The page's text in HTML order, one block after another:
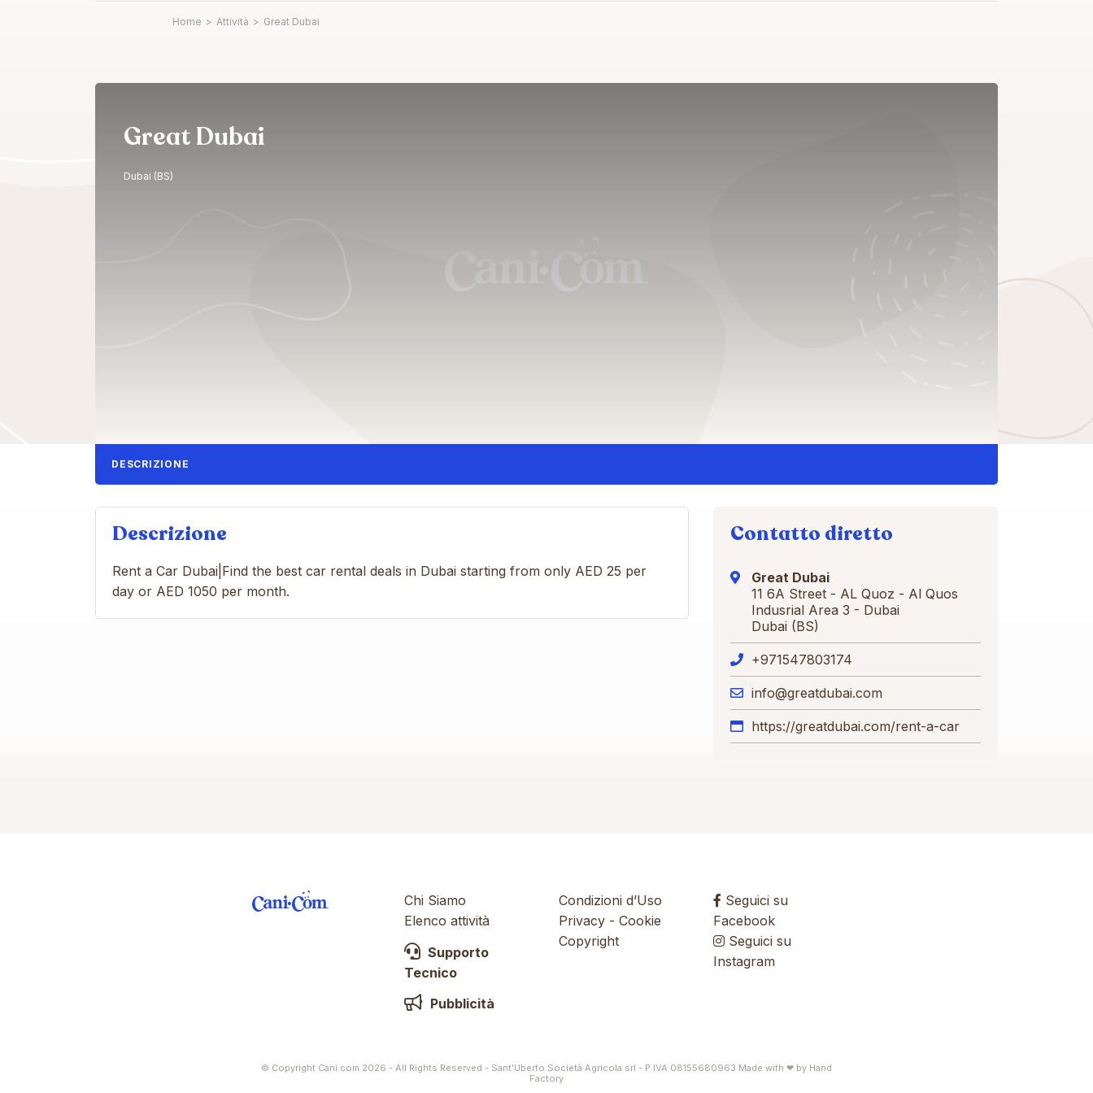
Home > Attività > Great Dubai
Great Dubai
Dubai (BS)
DESCRIZIONE
Descrizione
Rent a Car Dubai|Find the best car rental deals in Dubai starting from only AED 25 per
day or AED 1050 per month.
Contatto diretto
Great Dubai
11 6A Street - AL Quoz - Al Quos
Indusrial Area 3 - Dubai
Dubai (BS)
+971547803174
info@greatdubai.com
https://greatdubai.com/rent-a-car
Chi Siamo
Elenco attività
Supporto
Tecnico
Pubblicità
Condizioni d’Uso
Privacy - Cookie
Copyright
Seguici su
Facebook
Seguici su
Instagram
© Copyright Cani.com 2026 - All Rights Reserved - Sant’Uberto Società Agricola srl - P.IVA 08155680963 Made with ❤ by Hand
Factory